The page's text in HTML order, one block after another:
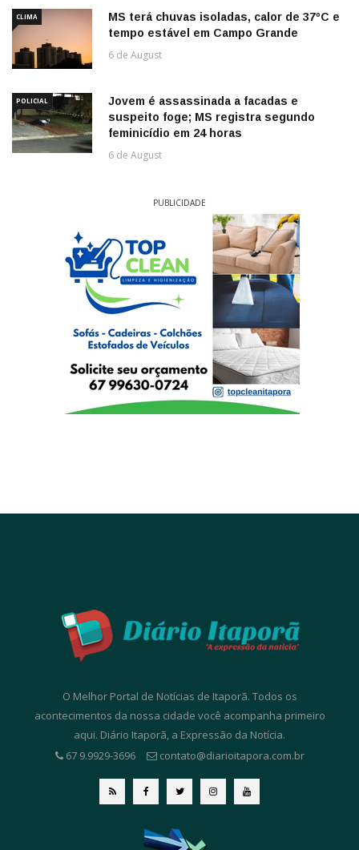
CLIMA
MS terá chuvas isoladas, calor de 37ºC e
tempo estável em Campo Grande
6 de August
POLICIAL
Jovem é assassinada a facadas e
suspeito foge; MS registra segundo
feminicídio em 24 horas
6 de August
PUBLICIDADE
O Melhor Portal de Notícias de Itaporã. Todos os
acontecimentos da nossa cidade você acompanha primeiro
aqui. Diário Itaporã, a Expressão da Notícia.
67 9.9929-3696
contato@diarioitapora.com.br